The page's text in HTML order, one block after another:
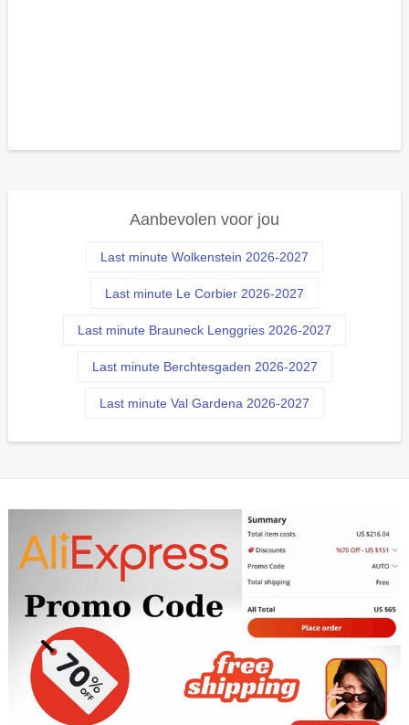
Aanbevolen voor jou
Last minute Wolkenstein 2026-2027
Last minute Le Corbier 2026-2027
Last minute Brauneck Lenggries 2026-2027
Last minute Berchtesgaden 2026-2027
Last minute Val Gardena 2026-2027